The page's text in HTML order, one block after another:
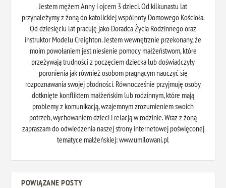
Jestem mężem Anny i ojcem 3 dzieci. Od kilkunastu lat
przynależymy z żoną do katolickiej wspólnoty Domowego Kościoła.
Od dziesięciu lat pracuję jako Doradca Życia Rodzinnego oraz
instruktor Modelu Creighton. Jestem wewnętrznie przekonany, że
moim powołaniem jest niesienie pomocy małżeństwom, które
przeżywają trudności z poczęciem dziecka lub doświadczyły
poronienia jak również osobom pragnącym nauczyć się
rozpoznawania swojej płodności. Równocześnie przyjmuję osoby
dotknięte konfliktem małżeńskim lub rodzinnym, które mają
problemy z komunikacją, wzajemnym zrozumieniem swoich
potrzeb, wychowaniem dzieci i relacją w rodzinie. Wraz z żoną
zapraszam do odwiedzenia naszej strony internetowej poświęconej
tematyce małżeńskiej: www.umilowani.pl
POWIĄZANE POSTY